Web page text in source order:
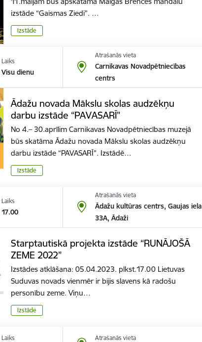
izstāde “Gaismas Ziedi”. …
Izstāde
Laiks
Visu dienu
Atrašanās vieta
Carnikavas Novadpētniecības
centrs
Ādažu novada Mākslu skolas audzēkņu
darbu izstāde “PAVASARĪ”
No 4.– 30.aprīlim Carnikavas Novadpētniecības muzejā
būs skatāma Ādažu novada Mākslu skolas audzēkņu
darbu izstāde “PAVASARĪ”. Izstādē…
Izstāde
Laiks
17.00
Atrašanās vieta
Ādažu kultūras centrs, Gaujas iela
33A, Ādaži
Starptautiskā projekta izstāde “RUNĀJOŠĀ
ZEME 2022”
Izstādes atklāšana: 05.04.2023. plkst.17.00 Lietuvas
Suduvas novads vienmēr ir bijis slavens kā radošu
personību zeme. Viņu…
Izstāde
Laiks Atrašanās vieta